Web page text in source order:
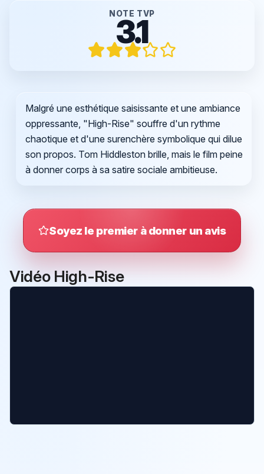
NOTE TVP
3.1
Malgré une esthétique saisissante et une ambiance
oppressante, "High-Rise" souffre d'un rythme
chaotique et d'une surenchère symbolique qui dilue
son propos. Tom Hiddleston brille, mais le film peine
à donner corps à sa satire sociale ambitieuse.
Soyez le premier à donner un avis
Vidéo High-Rise